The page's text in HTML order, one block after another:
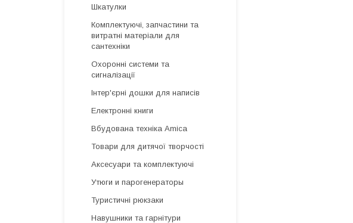
Шкатулки
Комплектуючі, запчастини та
витратні матеріали для
сантехніки
Охоронні системи та
сигналізації
Інтер'єрні дошки для написів
Електронні книги
Вбудована техніка Amica
Товари для дитячої творчості
Аксесуари та комплектуючі
Утюги и парогенераторы
Туристичні рюкзаки
Навушники та гарнітури